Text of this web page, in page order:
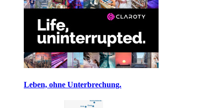
Leben, ohne Unterbrechung.